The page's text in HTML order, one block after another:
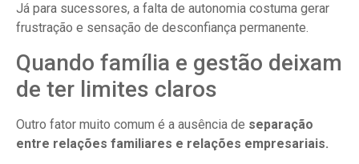
Já para sucessores, a falta de autonomia costuma gerar
frustração e sensação de desconfiança permanente.
Quando família e gestão deixam
de ter limites claros
Outro fator muito comum é a ausência de separação
entre relações familiares e relações empresariais.